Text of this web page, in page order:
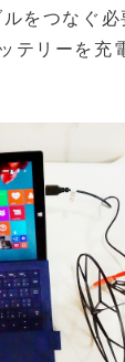
をつなぐ必
テリーを充